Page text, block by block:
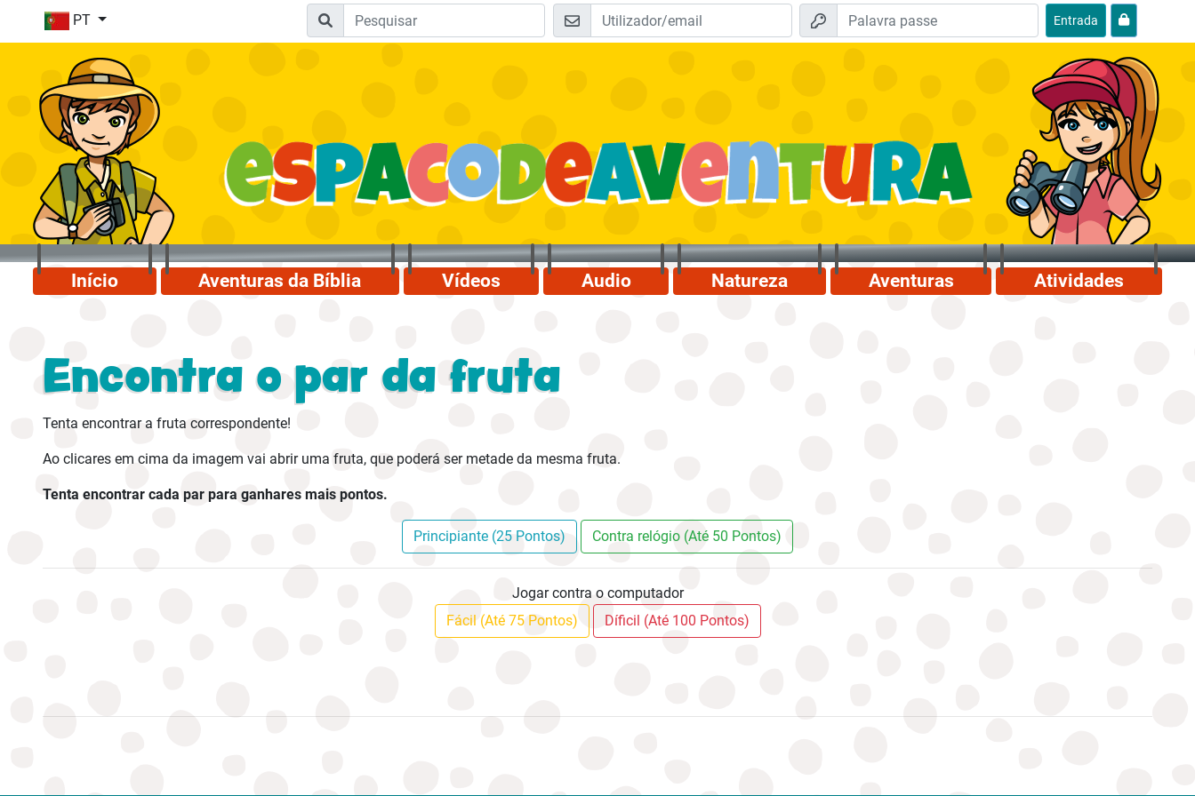
PT Entrada
Início Aventuras da Bíblia Vídeos Audio Natureza Aventuras Atividades
Encontra o par da fruta
Tenta encontrar a fruta correspondente!
Ao clicares em cima da imagem vai abrir uma fruta, que poderá ser metade da mesma fruta.
Tenta encontrar cada par para ganhares mais pontos.
Principiante (25 Pontos) Contra relógio (Até 50 Pontos)
Jogar contra o computador
Fácil (Até 75 Pontos)
Díficil (Até 100 Pontos)